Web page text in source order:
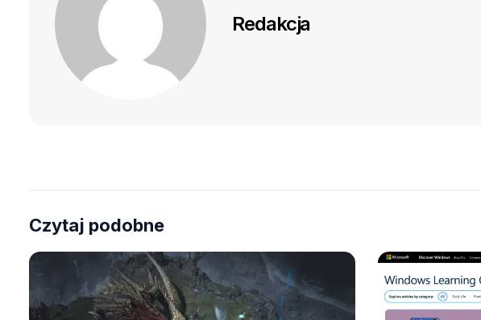
Redakcja
Czytaj podobne